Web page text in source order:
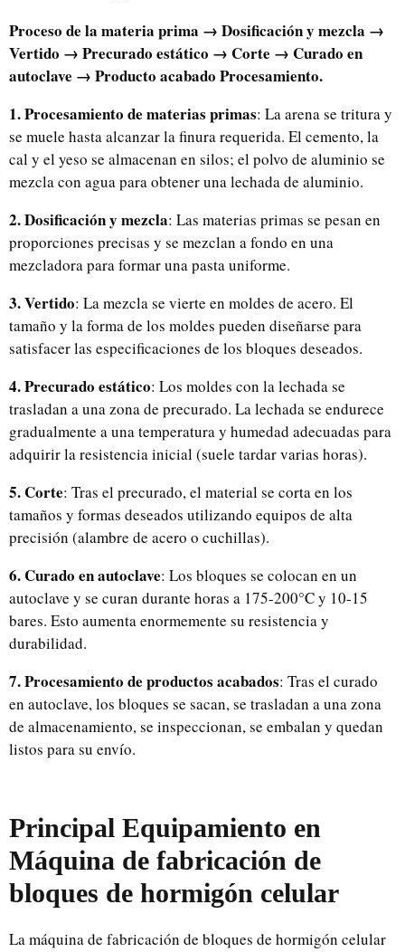
Proceso de la materia prima → Dosificación y mezcla →
Vertido → Precurado estático → Corte → Curado en
autoclave → Producto acabado Procesamiento.
1. Procesamiento de materias primas: La arena se tritura y
se muele hasta alcanzar la finura requerida. El cemento, la
cal y el yeso se almacenan en silos; el polvo de aluminio se
mezcla con agua para obtener una lechada de aluminio.
2. Dosificación y mezcla: Las materias primas se pesan en
proporciones precisas y se mezclan a fondo en una
mezcladora para formar una pasta uniforme.
3. Vertido: La mezcla se vierte en moldes de acero. El
tamaño y la forma de los moldes pueden diseñarse para
satisfacer las especificaciones de los bloques deseados.
4. Precurado estático: Los moldes con la lechada se
trasladan a una zona de precurado. La lechada se endurece
gradualmente a una temperatura y humedad adecuadas para
adquirir la resistencia inicial (suele tardar varias horas).
5. Corte: Tras el precurado, el material se corta en los
tamaños y formas deseados utilizando equipos de alta
precisión (alambre de acero o cuchillas).
6. Curado en autoclave: Los bloques se colocan en un
autoclave y se curan durante horas a 175-200°C y 10-15
bares. Esto aumenta enormemente su resistencia y
durabilidad.
7. Procesamiento de productos acabados: Tras el curado
en autoclave, los bloques se sacan, se trasladan a una zona
de almacenamiento, se inspeccionan, se embalan y quedan
listos para su envío.
Principal Equipamiento en
Máquina de fabricación de
bloques de hormigón celular
La máquina de fabricación de bloques de hormigón celular